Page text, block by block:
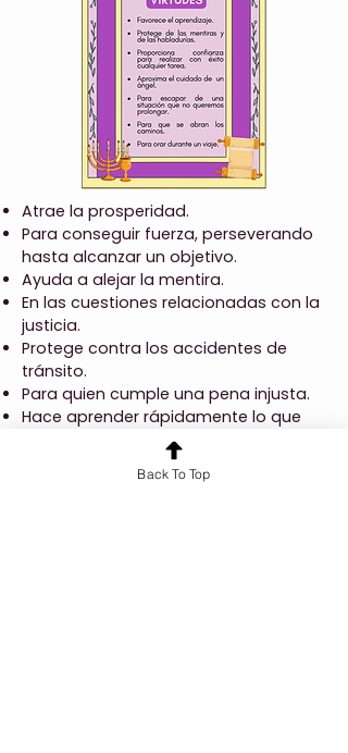
Atrae la prosperidad.
Para conseguir fuerza, perseverando
hasta alcanzar un objetivo.
Ayuda a alejar la mentira.
En las cuestiones relacionadas con la
justicia.
Protege contra los accidentes de
tránsito.
Para quien cumple una pena injusta.
Hace aprender rápidamente lo que
Anterior
Back To Top